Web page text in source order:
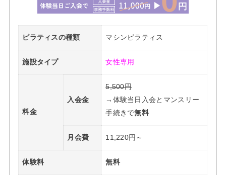
ピラティスの種類 マシンピラティス
施設タイプ 女性専用
料金
入会金
5,500円
→体験当日入会とマンスリー
手続きで無料
月会費 11,220円～
体験料 無料